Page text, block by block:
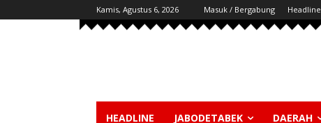
Kamis, Agustus 6, 2026 Masuk / Bergabung Headline
HEADLINE JABODETABEK DAERAH